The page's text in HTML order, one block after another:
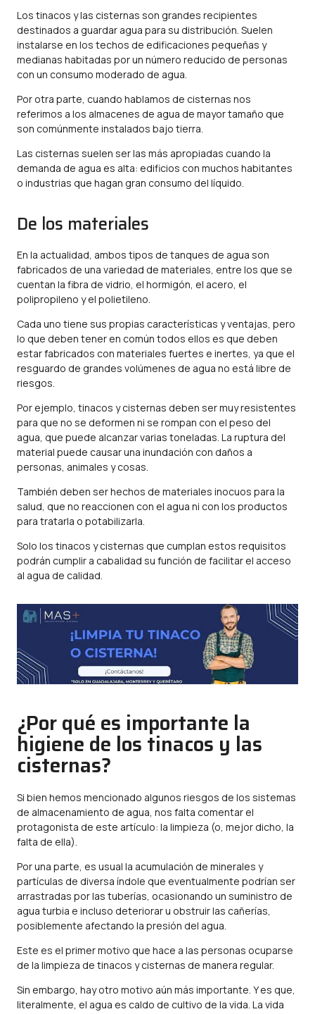
Los tinacos y las cisternas son grandes recipientes
destinados a guardar agua para su distribución. Suelen
instalarse en los techos de edificaciones pequeñas y
medianas habitadas por un número reducido de personas
con un consumo moderado de agua.
Por otra parte, cuando hablamos de cisternas nos
referimos a los almacenes de agua de mayor tamaño que
son comúnmente instalados bajo tierra.
Las cisternas suelen ser las más apropiadas cuando la
demanda de agua es alta: edificios con muchos habitantes
o industrias que hagan gran consumo del líquido.
De los materiales
En la actualidad, ambos tipos de tanques de agua son
fabricados de una variedad de materiales, entre los que se
cuentan la fibra de vidrio, el hormigón, el acero, el
polipropileno y el polietileno.
Cada uno tiene sus propias características y ventajas, pero
lo que deben tener en común todos ellos es que deben
estar fabricados con materiales fuertes e inertes, ya que el
resguardo de grandes volúmenes de agua no está libre de
riesgos.
Por ejemplo, tinacos y cisternas deben ser muy resistentes
para que no se deformen ni se rompan con el peso del
agua, que puede alcanzar varias toneladas. La ruptura del
material puede causar una inundación con daños a
personas, animales y cosas.
También deben ser hechos de materiales inocuos para la
salud, que no reaccionen con el agua ni con los productos
para tratarla o potabilizarla.
Solo los tinacos y cisternas que cumplan estos requisitos
podrán cumplir a cabalidad su función de facilitar el acceso
al agua de calidad.
¿Por qué es importante la
higiene de los tinacos y las
cisternas?
Si bien hemos mencionado algunos riesgos de los sistemas
de almacenamiento de agua, nos falta comentar el
protagonista de este artículo: la limpieza (o, mejor dicho, la
falta de ella).
Por una parte, es usual la acumulación de minerales y
partículas de diversa índole que eventualmente podrían ser
arrastradas por las tuberías, ocasionando un suministro de
agua turbia e incluso deteriorar u obstruir las cañerías,
posiblemente afectando la presión del agua.
Este es el primer motivo que hace a las personas ocuparse
de la limpieza de tinacos y cisternas de manera regular.
Sin embargo, hay otro motivo aún más importante. Y es que,
literalmente, el agua es caldo de cultivo de la vida. La vida